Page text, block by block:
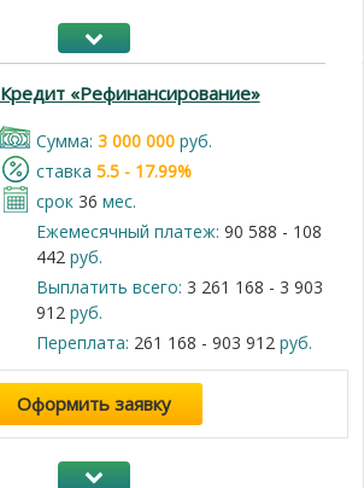
Кредит «Рефинансирование»
Cумма: 3 000 000руб.
cтавка 5.5 - 17.99%
срок 36 мес.
Ежемесячный платеж: 90 588 - 108
442руб.
Выплатить всего: 3 261 168 - 3 903
912руб.
Переплата: 261 168 - 903 912руб.
Оформить заявку